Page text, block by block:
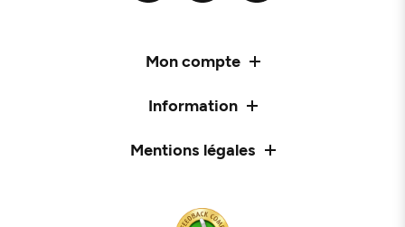
Mon compte
Information
Mentions légales